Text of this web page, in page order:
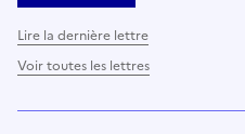
Lire la dernière lettre
Voir toutes les lettres